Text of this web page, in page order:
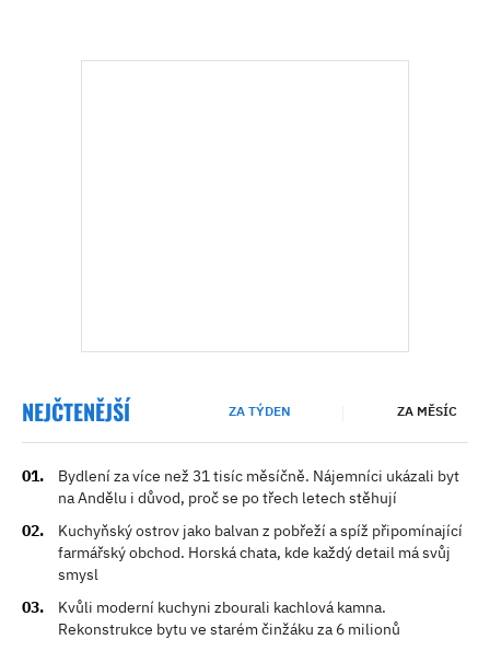
NEJČTENĚJŠÍ ZA TÝDEN ZA MĚSÍC
Bydlení za více než 31 tisíc měsíčně. Nájemníci ukázali byt
na Andělu i důvod, proč se po třech letech stěhují
Kuchyňský ostrov jako balvan z pobřeží a spíž připomínající
farmářský obchod. Horská chata, kde každý detail má svůj
smysl
Kvůli moderní kuchyni zbourali kachlová kamna.
Rekonstrukce bytu ve starém činžáku za 6 milionů